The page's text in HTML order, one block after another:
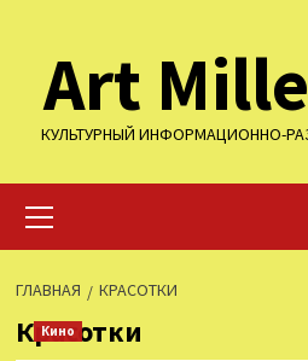
содержимому
Art
КУЛЬТУРНЫЙ ИНФОРМАЦИОННО-
меню
ГЛАВНАЯ КРАСОТКИ
Красотки
Кино